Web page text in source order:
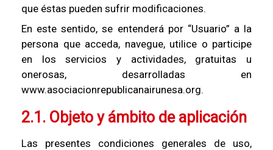
que éstas pueden sufrir modificaciones.
En este sentido, se entenderá por “Usuario” a la
persona que acceda, navegue, utilice o participe
en los servicios y actividades, gratuitas u
onerosas, desarrolladas en
www.asociacionrepublicanairunesa.org.
2.1. Objeto y ámbito de aplicación
Las presentes condiciones generales de uso,